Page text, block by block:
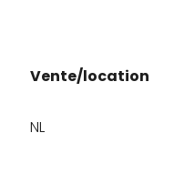
Vente/location
NL